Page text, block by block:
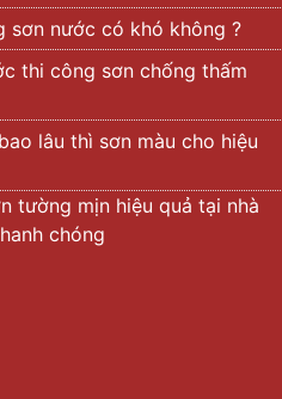
sơn nước có khó không ?
thi công sơn chống thấm
lâu thì sơn màu cho hiệu
tường mịn hiệu quả tại nhà
chóng